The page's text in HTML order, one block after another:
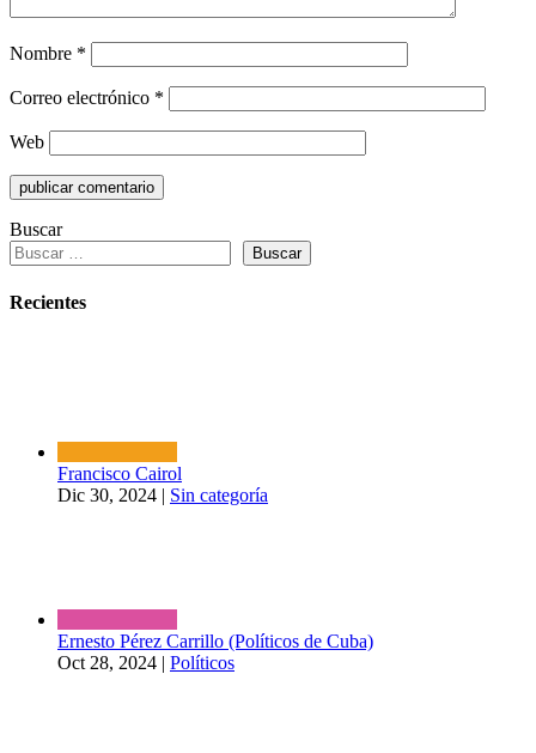
Nombre *
Correo electrónico *
Web
Buscar
Buscar
Recientes
Francisco Cairol
Dic 30, 2024 | Sin categoría
Ernesto Pérez Carrillo (Políticos de Cuba)
Oct 28, 2024 | Políticos